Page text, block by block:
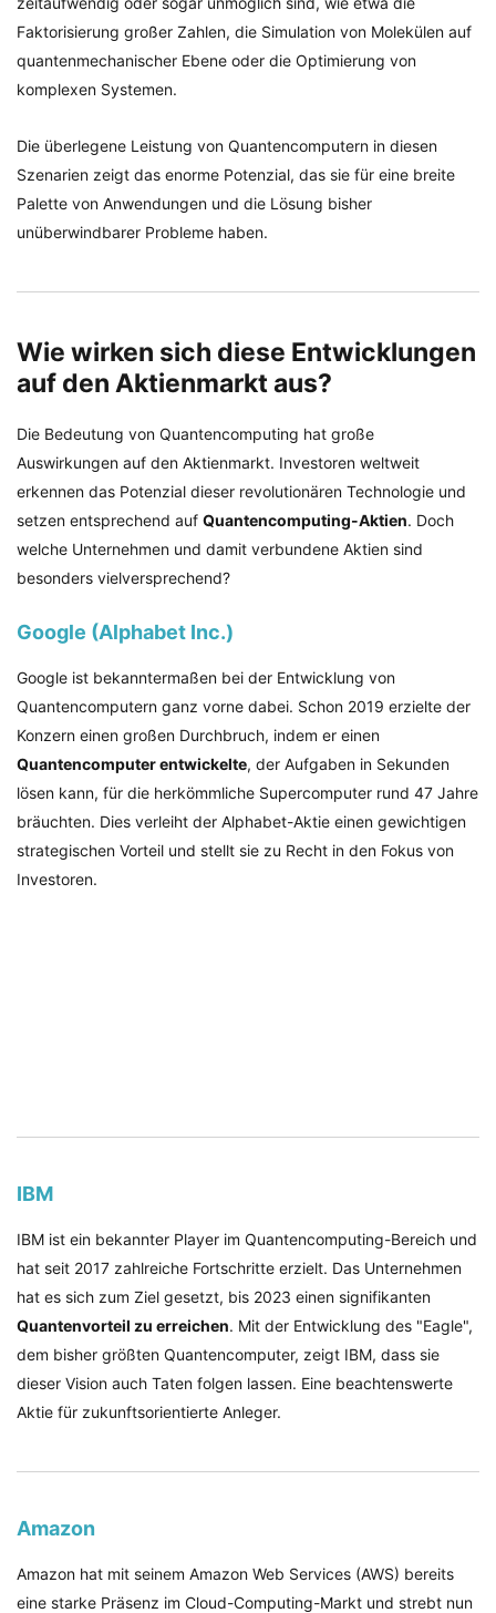
Faktorisierung großer Zahlen, die Simulation von Molekülen auf
quantenmechanischer Ebene oder die Optimierung von
komplexen Systemen.
Die überlegene Leistung von Quantencomputern in diesen
Szenarien zeigt das enorme Potenzial, das sie für eine breite
Palette von Anwendungen und die Lösung bisher
unüberwindbarer Probleme haben.
Wie wirken sich diese Entwicklungen
auf den Aktienmarkt aus?
Die Bedeutung von Quantencomputing hat große
Auswirkungen auf den Aktienmarkt. Investoren weltweit
erkennen das Potenzial dieser revolutionären Technologie und
setzen entsprechend auf Quantencomputing-Aktien. Doch
welche Unternehmen und damit verbundene Aktien sind
besonders vielversprechend?
Google (Alphabet Inc.)
Google ist bekanntermaßen bei der Entwicklung von
Quantencomputern ganz vorne dabei. Schon 2019 erzielte der
Konzern einen großen Durchbruch, indem er einen
Quantencomputer entwickelte, der Aufgaben in Sekunden
lösen kann, für die herkömmliche Supercomputer rund 47 Jahre
bräuchten. Dies verleiht der Alphabet-Aktie einen gewichtigen
strategischen Vorteil und stellt sie zu Recht in den Fokus von
Investoren.
IBM
IBM ist ein bekannter Player im Quantencomputing-Bereich und
hat seit 2017 zahlreiche Fortschritte erzielt. Das Unternehmen
hat es sich zum Ziel gesetzt, bis 2023 einen signifikanten
Quantenvorteil zu erreichen. Mit der Entwicklung des "Eagle",
dem bisher größten Quantencomputer, zeigt IBM, dass sie
dieser Vision auch Taten folgen lassen. Eine beachtenswerte
Aktie für zukunftsorientierte Anleger.
Amazon
Amazon hat mit seinem Amazon Web Services (AWS) bereits
eine starke Präsenz im Cloud-Computing-Markt und strebt nun